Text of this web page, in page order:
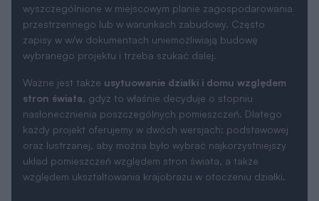
wyszczególnione w miejscowym planie zagospodarowania
przestrzennego lub w warunkach zabudowy. Często
zapisy w w/w dokumentach uniemożliwiają budowę
wybranego projektu i trzeba szukać dalej.
Ważne jest także usytuowanie działki i domu względem
stron świata, gdyż to właśnie decyduje o stopniu
nasłonecznienia poszczególnych pomieszczeń. Dlatego
każdy projekt oferujemy w dwóch wersjach: podstawowej
oraz lustrzanej, aby można było wybrać najkorzystniejszy
układ pomieszczeń względem stron świata, a także
względem ukształtowania krajobrazu w otoczeniu działki.